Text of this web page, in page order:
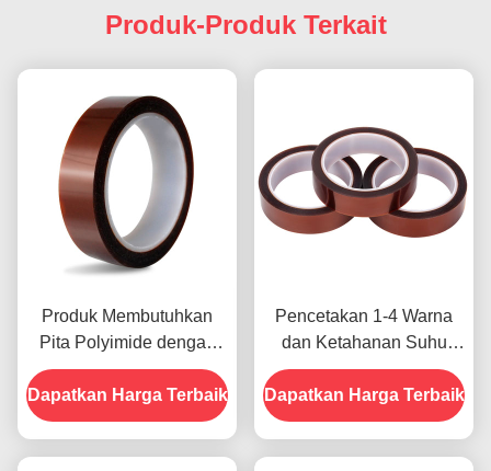
Produk-Produk Terkait
Produk Membutuhkan
Pita Polyimide dengan
Resistensi Tegangan
1000V
Dapatkan Harga Terbaik
Pencetakan 1-4 Warna
dan Ketahanan Suhu
-10C-80C Metode
Pembayaran Kartu Kredit
untuk Model Sebelumnya
Dapatkan Harga Terbaik